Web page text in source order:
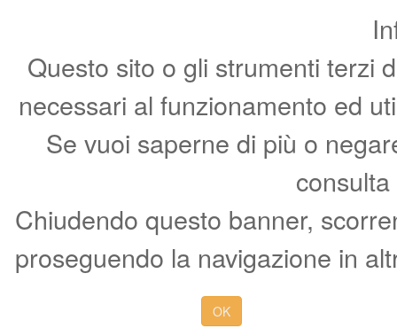
Questo sito o gli strumenti terzi
necessari al funzionamento ed
Se vuoi saperne di più o
Chiudendo questo banner,
proseguendo la navigazione in
OK